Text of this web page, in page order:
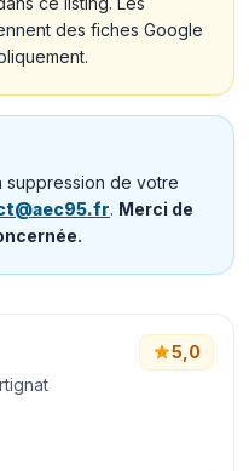
des fiches Google
suppression de votre
. Merci de
5,0